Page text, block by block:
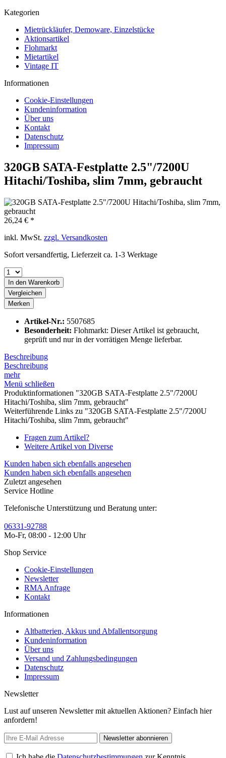
Kategorien
Mietrückläufer, Demoware, Einzelstücke
Aktionsartikel
Flohmarkt
Mietartikel
Vintage IT
Informationen
Cookie-Einstellungen
Kundeninformation
Über uns
Kontakt
Datenschutz
Impressum
320GB SATA-Festplatte 2.5"/7200U
Hitachi/Toshiba, slim 7mm, gebraucht
26,24 € *
inkl. MwSt. zzgl. Versandkosten
Sofort versandfertig, Lieferzeit ca. 1-3 Werktage
In den Warenkorb
Vergleichen
Merken
Artikel-Nr.: 5507685
Besonderheit: Flohmarkt: Dieser Artikel ist gebraucht,
geprüft und nur in der vorrätigen Menge lieferbar.
Beschreibung
Beschreibung
mehr
Menü schließen
Produktinformationen "320GB SATA-Festplatte 2.5"/7200U
Hitachi/Toshiba, slim 7mm, gebraucht"
Weiterführende Links zu "320GB SATA-Festplatte 2.5"/7200U
Hitachi/Toshiba, slim 7mm, gebraucht"
Fragen zum Artikel?
Weitere Artikel von Diverse
Kunden haben sich ebenfalls angesehen
Kunden haben sich ebenfalls angesehen
Zuletzt angesehen
Service Hotline
Telefonische Unterstützung und Beratung unter:
06331-92788
Mo-Fr, 08:00 - 12:00 Uhr
Shop Service
Cookie-Einstellungen
Newsletter
RMA Anfrage
Kontakt
Informationen
Altbatterien, Akkus und Abfallentsorgung
Kundeninformation
Über uns
Versand und Zahlungsbedingungen
Datenschutz
Impressum
Newsletter
Lust auf unseren Newsletter mit aktuellen Aktionen? Einfach hier
anfordern!
Newsletter abonnieren